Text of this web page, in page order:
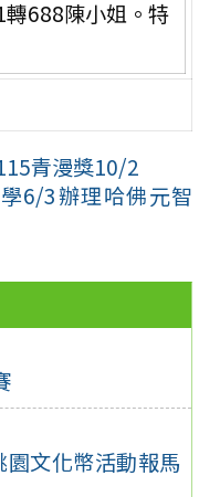
文化幣活動報馬
688陳小姐。特
青漫獎10/2
6/3辦理哈佛元智